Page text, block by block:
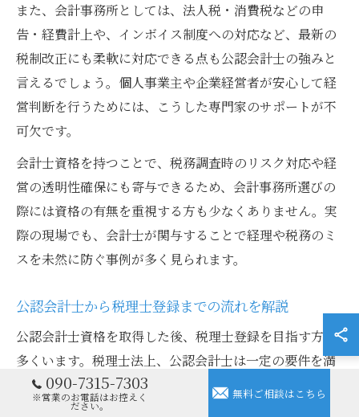
また、会計事務所としては、法人税・消費税などの申
告・経費計上や、インボイス制度への対応など、最新の
税制改正にも柔軟に対応できる点も公認会計士の強みと
言えるでしょう。個人事業主や企業経営者が安心して経
営判断を行うためには、こうした専門家のサポートが不
可欠です。
会計士資格を持つことで、税務調査時のリスク対応や経
営の透明性確保にも寄与できるため、会計事務所選びの
際には資格の有無を重視する方も少なくありません。実
際の現場でも、会計士が関与することで経理や税務のミ
スを未然に防ぐ事例が多く見られます。
公認会計士から税理士登録までの流れを解説
公認会計士資格を取得した後、税理士登録を目指す方も
多くいます。税理士法上、公認会計士は一定の要件を満
たせば、試験を受けずに税理士登録が可能です。まず、
日本公認会計士協会への登録後、税理士会への申請を行
090-7315-7303
※営業のお電話はお控えく
ださい。
無料ご相談はこちら